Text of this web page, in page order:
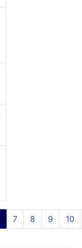
Página 6 de 11
7 8 9 10